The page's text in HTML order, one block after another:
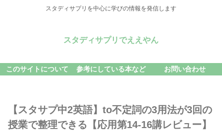
スタディサプリを中心に学びの情報を発信します
スタディサプリでええやん
このサイトについて 参考にしている本など お問い合わせ
【スタサプ中2英語】to不定詞の3用法が3回の
授業で整理できる【応用第14-16講レビュー】